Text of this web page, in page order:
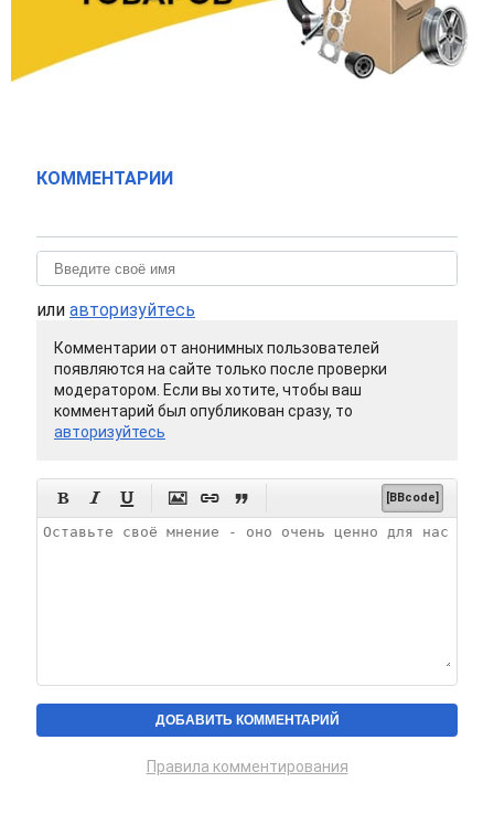
КОММЕНТАРИИ
или авторизуйтесь
Комментарии от анонимных пользователей
появляются на сайте только после проверки
модератором. Если вы хотите, чтобы ваш
комментарий был опубликован сразу, то
авторизуйтесь
      [BBcode]
Правила комментирования